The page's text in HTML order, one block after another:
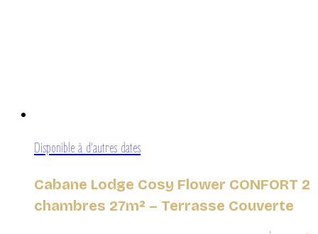
Disponible à d’autres dates
Cabane Lodge Cosy Flower CONFORT 2
chambres 27m² – Terrasse Couverte